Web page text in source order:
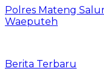
Polres Mateng
Waeputeh
Berita Terbaru